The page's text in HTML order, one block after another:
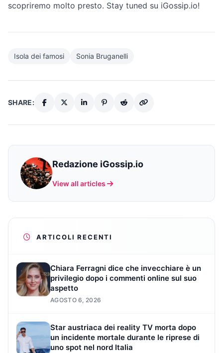
scopriremo molto presto. Stay tuned su iGossip.io!
Isola dei famosi Sonia Bruganelli
SHARE:
Redazione iGossip.io
View all articles
ARTICOLI RECENTI
Chiara Ferragni dice che invecchiare è un
privilegio dopo i commenti online sul suo
aspetto
AGOSTO 6, 2026
Star austriaca dei reality TV morta dopo
un incidente mortale durante le riprese di
uno spot nel nord Italia